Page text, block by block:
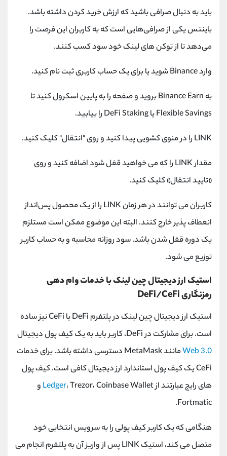
باید به دنبال صرافی باشید که ارزش خرید کردن داشته باشد.
بایننس یکی از صرافی‌هایی است که به کاربران این فرصت را
می‌دهد تا از توکن‌ های لینک خود سود کسب کنند.
وارد Binance شوید یا برای یک حساب کاربری ثبت نام کنید.
به Binance Earn بروید و صفحه را به پایین اسکرول کنید تا
Flexible Savings یا DeFi Staking را بیابید.
LINK را در منوی کشویی پیدا کنید و روی "انتقال" کلیک کنید.
مقدار LINK را که می ‌خواهید قفل شود اضافه کنید و روی
«تایید انتقال» کلیک کنید.
کاربران می ‌توانند در هر زمان LINK را از یک محصول پس‌انداز
انعطاف ‌پذیر خارج کنند. البته این موضوع ممکن است مستلزم
یک دوره قفل شدن باشد. سود روزانه محاسبه و به حساب کاربر
توزیع می شود.
استیک ارز دیجیتال چین لینک با خدمات وام دهی
رمزنگاری DeFi/CeFi
استیک ارز دیجیتال چین لینک در پلتفرم DeFi یا CeFi نیز ساده
است. برای مشارکت در DeFi، کاربر باید به یک کیف پول دیجیتال
Web 3.0
مانند MetaMask دسترسی داشته باشد. برای خدمات
CeFi یک کیف پول استاندارد ارز دیجیتال کافی است. کیف پول
های رایج عبارتند از
Ledger ، Trezor، Coinbase Wallet و
Fortmatic.
هنگامی که یک کاربر کیف پولی را به سرویس انتخابی خود
متصل می کند، استیک LINK پس از واریز آن به پلتفرم انجام می